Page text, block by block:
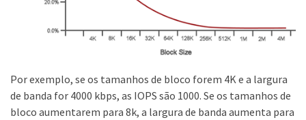
Por exemplo, se os tamanhos de bloco forem 4K e a largura
de banda for 4000 kbps, as IOPS são 1000. Se os tamanhos de
bloco aumentarem para 8k, a largura de banda aumenta para